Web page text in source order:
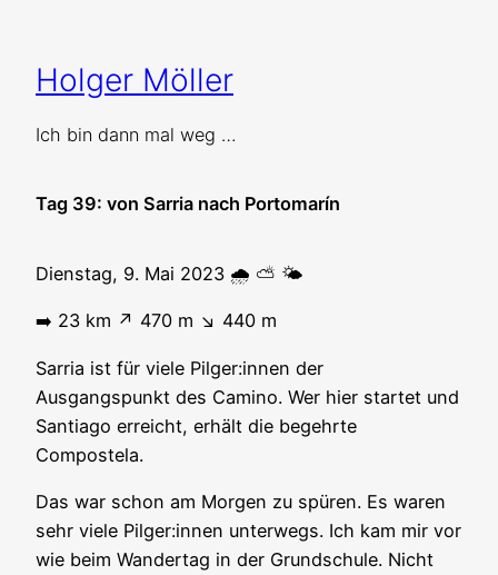
springen
Holger Möller
Ich bin dann mal weg …
Tag 39: von Sarria nach Portomarín
Dienstag, 9. Mai 2023 🌧️ ⛅️ 🌤️
➡️ 23 km ↗️ 470 m ↘️ 440 m
Sarria ist für viele Pilger:innen der
Ausgangspunkt des Camino. Wer hier startet und
Santiago erreicht, erhält die begehrte
Compostela.
Das war schon am Morgen zu spüren. Es waren
sehr viele Pilger:innen unterwegs. Ich kam mir vor
wie beim Wandertag in der Grundschule. Nicht